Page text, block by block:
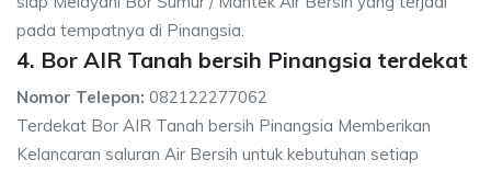
pada tempatnya di Pinangsia.
4. Bor AIR Tanah bersih Pinangsia terdekat
Nomor Telepon: 082122277062
Terdekat Bor AIR Tanah bersih Pinangsia Memberikan
Kelancaran saluran Air Bersih untuk kebutuhan setiap